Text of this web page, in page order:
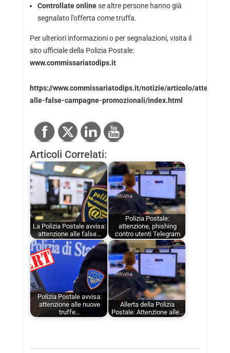
Controllate onlinese altre persone hanno già
segnalato l’offerta come truffa.
Per ulteriori informazioni o per segnalazioni, visita il
sito ufficiale della Polizia Postale:
www.commissariatodips.it
https://www.commissariatodips.it/notizie/articolo/
alle-false-campagne-promozionali/index.html
Articoli Correlati:
La Polizia Postale avvisa:
attenzione alle false…
Polizia Postale:
attenzione, phishing
contro utenti Telegram
Polizia Postale avvisa:
attenzione alle nuove
truffe…
Allerta della Polizia
Postale: Attenzione alle…